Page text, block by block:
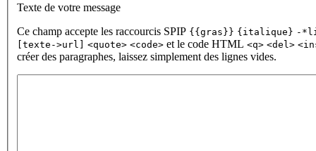
Texte de votre message
Ce champ accepte les raccourcis SPIP {{gras}} {italique} -
[texte->url] <quote> <code> et le code HTML <q> <del>
créer des paragraphes, laissez simplement des lignes vides.